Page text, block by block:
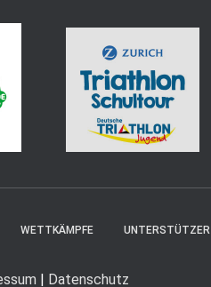
WETTKÄMPFE UNTERSTÜTZER
| Datenschutz